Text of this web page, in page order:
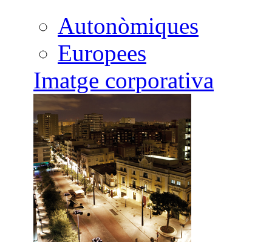
Autonòmiques
Europees
Imatge corporativa